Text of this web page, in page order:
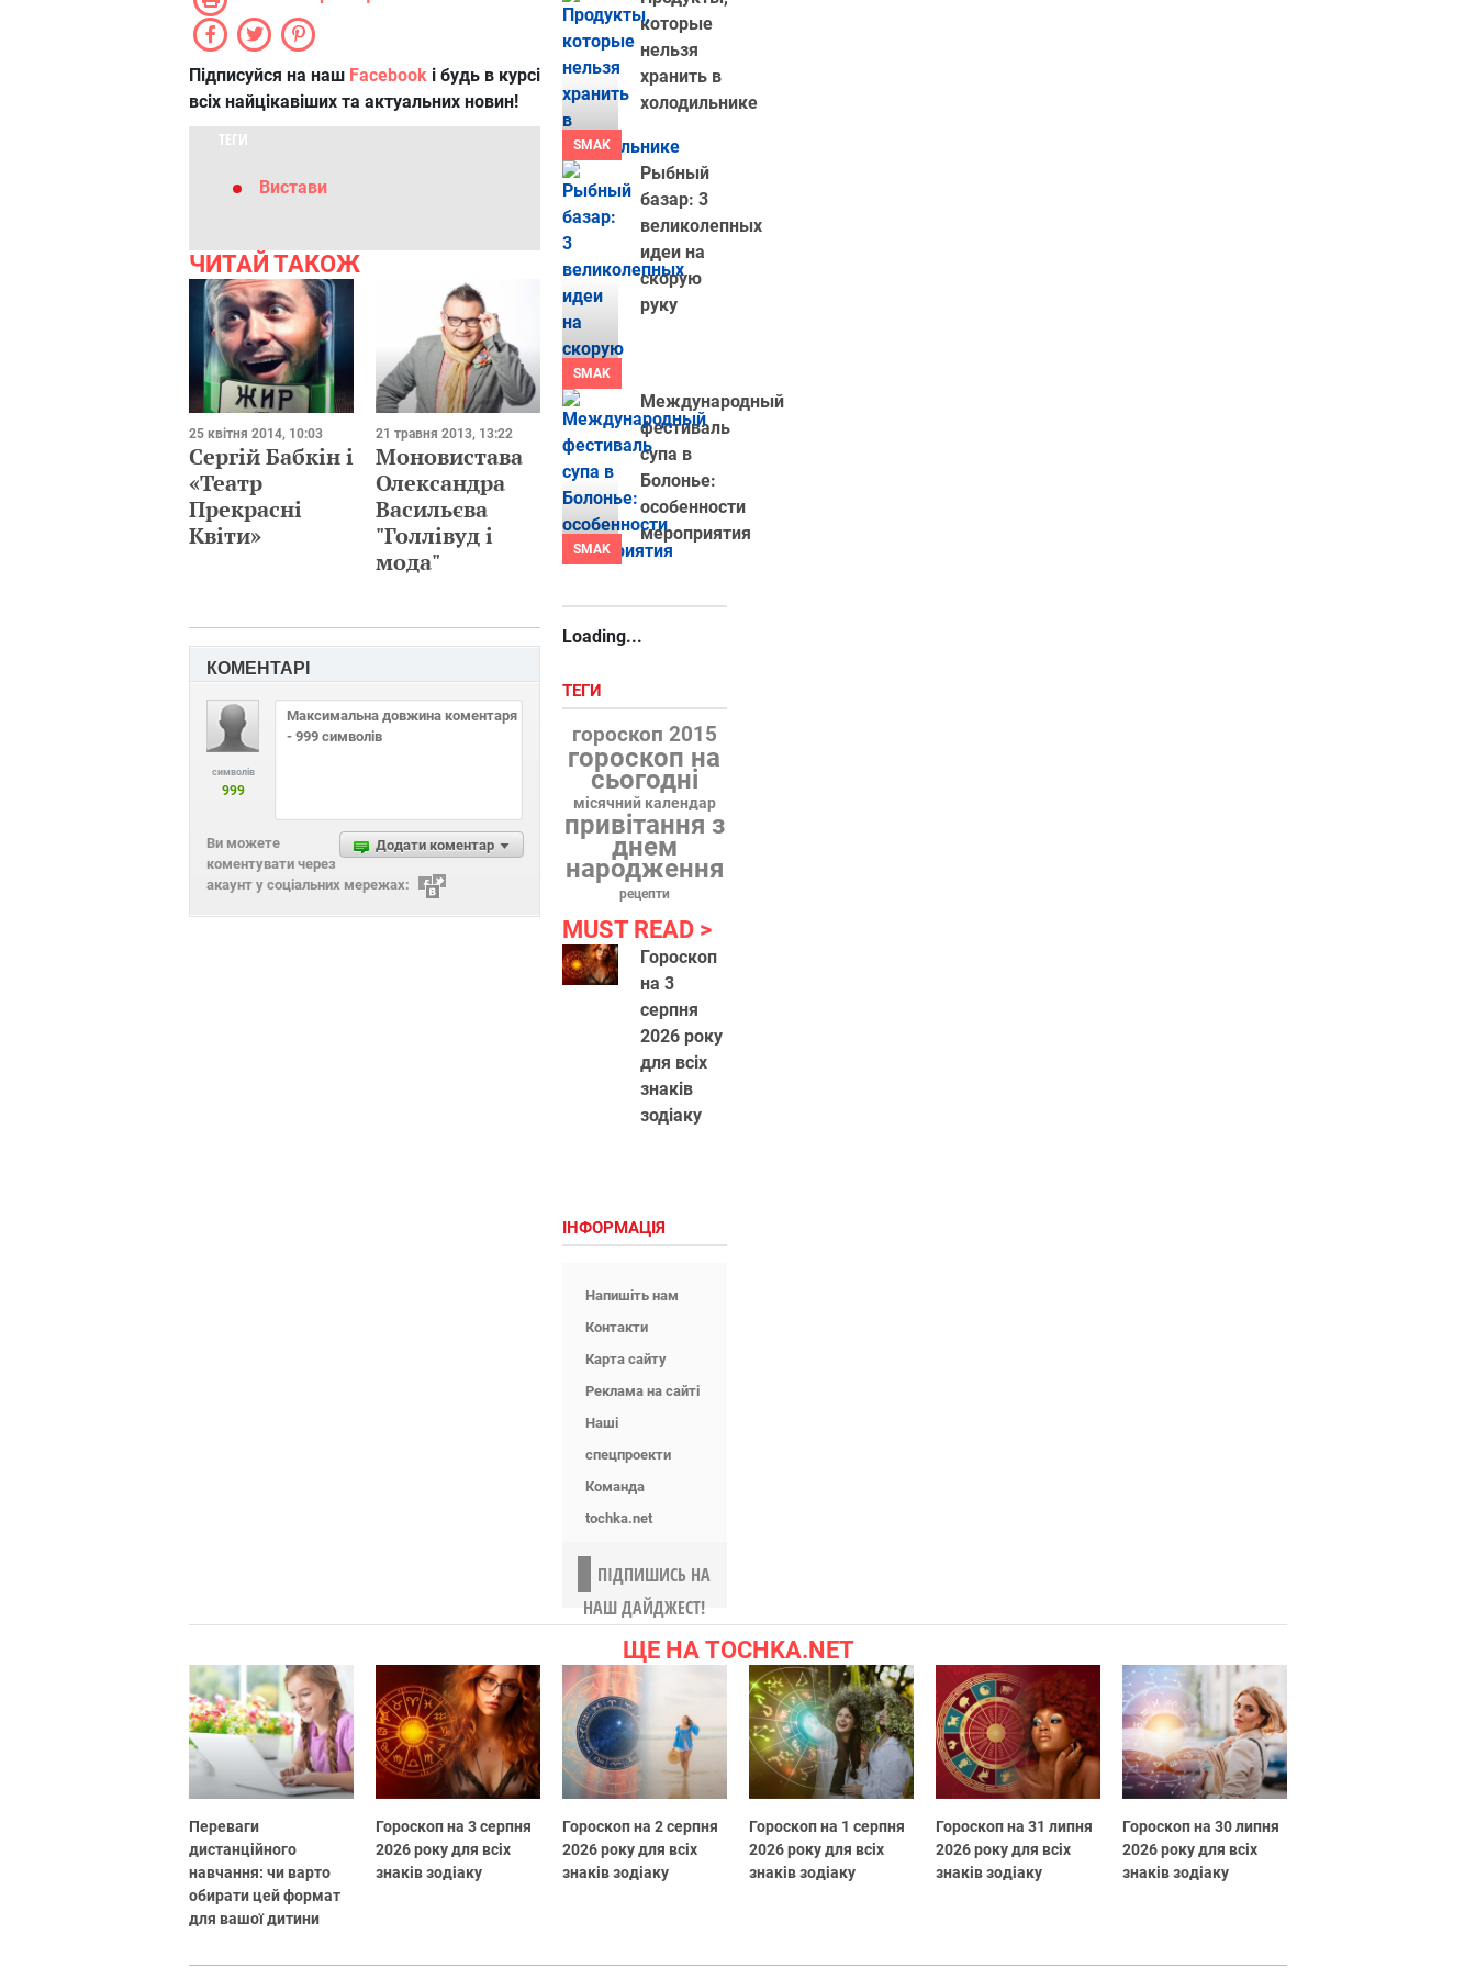
Підписуйся на наш Facebook і будь в курсі
всіх найцікавіших та актуальних новин!
ТЕГИ
Вистави
ЧИТАЙ ТАКОЖ
25 квітня 2014, 10:03
Сергій Бабкін і
«Театр
Прекрасні
Квіти»
21 травня 2013, 13:22
Моновистава
Олександра
Васильєва
"Голлівуд і
мода"
КОМЕНТАРІ
символів
999
Додати коментар
Ви можете
коментувати через
акаунт у соціальних мережах:
SMAK
которые
нельзя
хранить в
холодильнике
SMAK
Рыбный
базар: 3
великолепных
идеи на
скорую
руку
SMAK
Международный
фестиваль
супа в
Болонье:
особенности
мероприятия
Loading...
ТЕГИ
гороскоп 2015
гороскоп на
сьогодні
місячний календар
привітання з
днем
народження
рецепти
MUST READ
Гороскоп
на 3
серпня
2026 року
для всіх
знаків
зодіаку
ІНФОРМАЦІЯ
Напишіть нам
Контакти
Карта сайту
Реклама на сайті
Наші
спецпроекти
Команда
tochka.net
ПІДПИШИСЬ НА
НАШ ДАЙДЖЕСТ!
ЩЕ НА TOCHKA.NET
Переваги
дистанційного
навчання: чи варто
обирати цей формат
для вашої дитини
Гороскоп на 3 серпня
2026 року для всіх
знаків зодіаку
Гороскоп на 2 серпня
2026 року для всіх
знаків зодіаку
Гороскоп на 1 серпня
2026 року для всіх
знаків зодіаку
Гороскоп на 31 липня
2026 року для всіх
знаків зодіаку
Гороскоп на 30 липня
2026 року для всіх
знаків зодіаку